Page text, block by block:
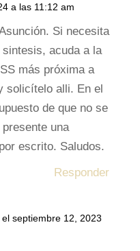
a las 11:12 am
Si necesita
acuda a la
más próxima a
solicítelo alli. En el
de que no se
una
escrito. Saludos.
Responder
el septiembre 12, 2023